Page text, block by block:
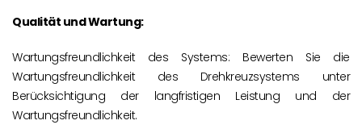
Qualität und Wartung:
Wartungsfreundlichkeit des Systems: Bewerten Sie die
Wartungsfreundlichkeit des Drehkreuzsystems unter
Berücksichtigung der langfristigen Leistung und der
Wartungsfreundlichkeit.